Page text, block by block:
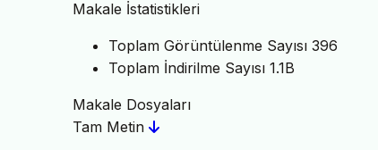
Makale İstatistikleri
Toplam Görüntülenme Sayısı 396
Toplam İndirilme Sayısı 1.1B
Makale Dosyaları
Tam Metin